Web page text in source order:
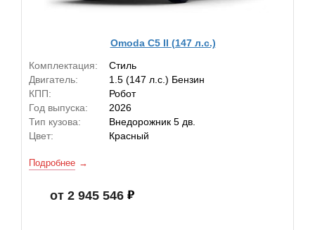
Omoda C5 II (147 л.с.)
Комплектация:
Стиль
Двигатель:
1.5 (147 л.с.) Бензин
КПП:
Робот
Год выпуска:
2026
Тип кузова:
Внедорожник 5 дв.
Цвет:
Красный
Подробнее
от 2 945 546